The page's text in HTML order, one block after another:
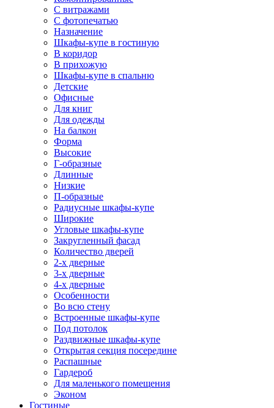
С витражами
С фотопечатью
Назначение
Шкафы-купе в гостиную
В коридор
В прихожую
Шкафы-купе в спальню
Детские
Офисные
Для книг
Для одежды
На балкон
Форма
Высокие
Г-образные
Длинные
Низкие
П-образные
Радиусные шкафы-купе
Широкие
Угловые шкафы-купе
Закругленный фасад
Количество дверей
2-х дверные
3-х дверные
4-х дверные
Особенности
Во всю стену
Встроенные шкафы-купе
Под потолок
Раздвижные шкафы-купе
Открытая секция посередине
Распашные
Гардероб
Для маленького помещения
Эконом
Гостиные